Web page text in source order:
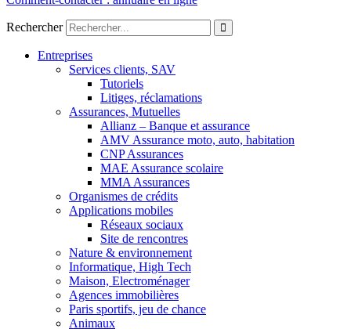
Rechercher
Entreprises
Services clients, SAV
Tutoriels
Litiges, réclamations
Assurances, Mutuelles
Allianz – Banque et assurance
AMV Assurance moto, auto, habitation
CNP Assurances
MAE Assurance scolaire
MMA Assurances
Organismes de crédits
Applications mobiles
Réseaux sociaux
Site de rencontres
Nature & environnement
Informatique, High Tech
Maison, Electroménager
Agences immobilières
Paris sportifs, jeu de chance
Animaux